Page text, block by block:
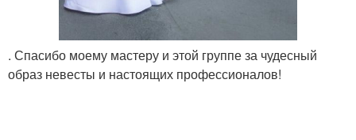
. Спасибо моему мастеру и этой группе за чудесный
образ невесты и настоящих профессионалов!